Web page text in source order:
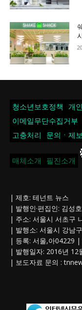
청소년보호정책 개
이메일무단수집거부
고충처리
문의ㆍ제
매체소개 필진소개
| 제호: 테넌트 뉴스
| 발행인·편집인: 김성
| 주소: 서울시 서초구
| 발행소: 서울시 강남
| 등록: 서울,아04229 |
| 발행일자: 2016년
| 보도자료 문의 :